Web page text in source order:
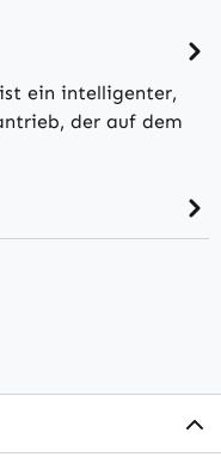
ein intelligenter,
der auf dem